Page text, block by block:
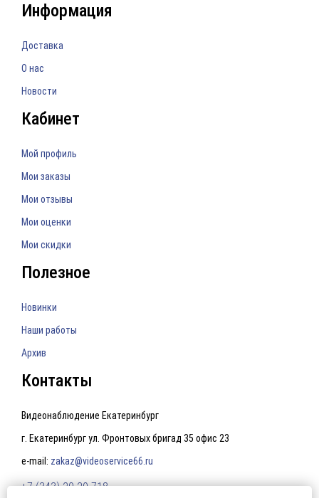
Информация
Доставка
О нас
Новости
Кабинет
Мой профиль
Мои заказы
Мои отзывы
Мои оценки
Мои скидки
Полезное
Новинки
Наши работы
Архив
Контакты
Видеонаблюдение Екатеринбург
г. Екатеринбург ул. Фронтовых бригад 35 офис 23
e-mail: zakaz@videoservice66.ru
+7 (343) 20-20-718